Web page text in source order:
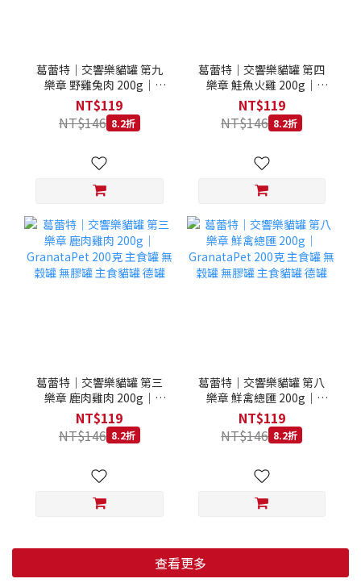
葛蕾特｜交響樂貓罐 第九
樂章 野雞兔肉 200g｜
GranataPet 200克 主食罐
無穀罐 無膠罐 主食貓罐 德
罐
NT$119
NT$146 8.2折
葛蕾特｜交響樂貓罐 第四
樂章 鮭魚火雞 200g｜
GranataPet 200克 主食罐
無穀罐 無膠罐 主食貓罐 德
罐
NT$119
NT$146 8.2折
葛蕾特｜交響樂貓罐 第三
樂章 鹿肉雞肉 200g｜
GranataPet 200克 主食罐
無穀罐 無膠罐 主食貓罐 德
罐
NT$119
NT$146 8.2折
葛蕾特｜交響樂貓罐 第八
樂章 鮮禽總匯 200g｜
GranataPet 200克 主食罐
無穀罐 無膠罐 主食貓罐 德
罐
NT$119
NT$146 8.2折
查看更多